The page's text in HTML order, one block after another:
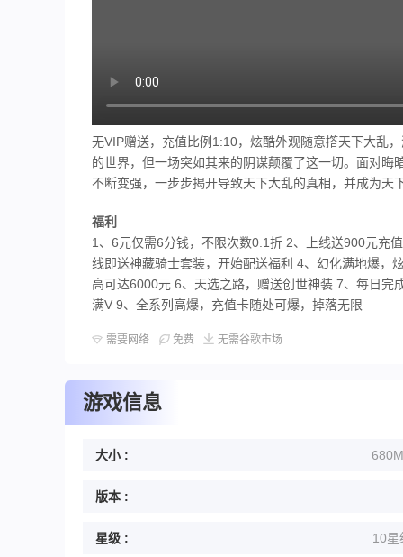
无VIP赠送，充值比例1:10，炫酷外观随意撘天下大乱
的世界，但一场突如其来的阴谋颠覆了这一切。面对
不断变强，一步步揭开导致天下大乱的真相，并成为天
福利
1、6元仅需6分钱，不限次数0.1折 2、上线送900元充
线即送神藏骑士套装，开始配送福利 4、幻化满地爆，
高可达6000元 6、天选之路，赠送创世神装 7、每日
满V 9、全系列高爆，充值卡随处可爆，掉落无限
需要网络 免费 无需谷歌市场
游戏信息
大小 :
版本 :
星级 : 10星